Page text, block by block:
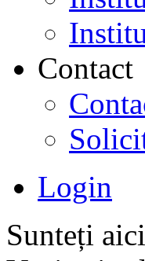
Contact
Login
Sunteți